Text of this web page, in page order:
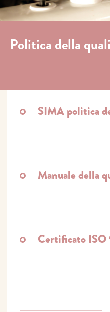
Politica della
SIMA politica
Manuale della
Certificato ISO